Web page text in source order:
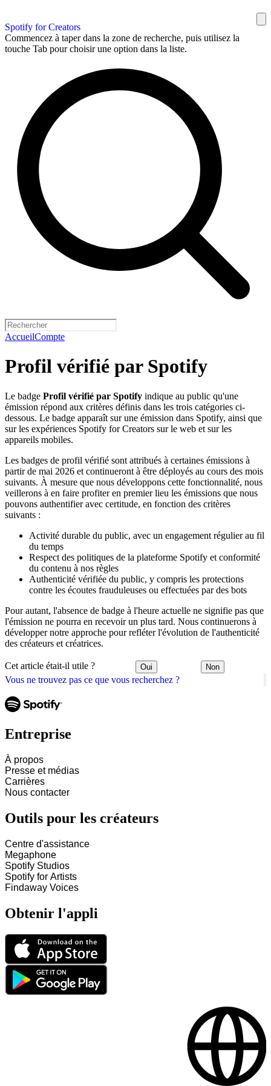
Spotify for Creators
Commencez à taper dans la zone de recherche, puis utilisez la
touche Tab pour choisir une option dans la liste.
AccueilCompte
Vous ne trouvez pas ce que vous recherchez ?
Profil vérifié par Spotify
Le badge Profil vérifié par Spotify indique au public qu'une
émission répond aux critères définis dans les trois catégories ci-
dessous. Le badge apparaît sur une émission dans Spotify, ainsi que
sur les expériences Spotify for Creators sur le web et sur les
appareils mobiles.
Les badges de profil vérifié sont attribués à certaines émissions à
partir de mai 2026 et continueront à être déployés au cours des mois
suivants. À mesure que nous développons cette fonctionnalité, nous
veillerons à en faire profiter en premier lieu les émissions que nous
pouvons authentifier avec certitude, en fonction des critères
suivants :
Activité durable du public, avec un engagement régulier au fil
du temps
Respect des politiques de la plateforme Spotify et conformité
du contenu à nos règles
Authenticité vérifiée du public, y compris les protections
contre les écoutes frauduleuses ou effectuées par des bots
Pour autant, l'absence de badge à l'heure actuelle ne signifie pas que
l'émission ne pourra en recevoir un plus tard. Nous continuerons à
développer notre approche pour refléter l'évolution de l'authenticité
des créateurs et créatrices.
Cet article était-il utile ? Oui Non
Entreprise
À propos
Presse et médias
Carrières
Nous contacter
Outils pour les créateurs
Centre d'assistance
Megaphone
Spotify Studios
Spotify for Artists
Findaway Voices
Obtenir l'appli